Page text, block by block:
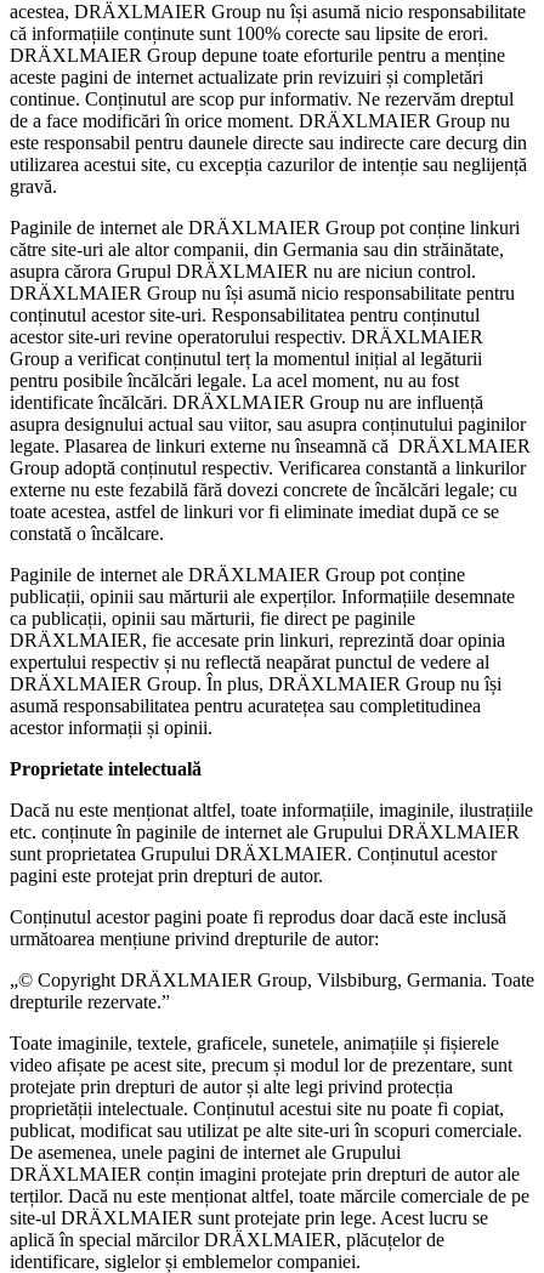
acestea, DRÄXLMAIER Group nu își asumă nicio responsabilitate
că informațiile conținute sunt 100% corecte sau lipsite de erori.
DRÄXLMAIER Group depune toate eforturile pentru a menține
aceste pagini de internet actualizate prin revizuiri și completări
continue. Conținutul are scop pur informativ. Ne rezervăm dreptul
de a face modificări în orice moment. DRÄXLMAIER Group nu
este responsabil pentru daunele directe sau indirecte care decurg din
utilizarea acestui site, cu excepția cazurilor de intenție sau neglijență
gravă.
Paginile de internet ale DRÄXLMAIER Group pot conține linkuri
către site-uri ale altor companii, din Germania sau din străinătate,
asupra cărora Grupul DRÄXLMAIER nu are niciun control.
DRÄXLMAIER Group nu își asumă nicio responsabilitate pentru
conținutul acestor site-uri. Responsabilitatea pentru conținutul
acestor site-uri revine operatorului respectiv. DRÄXLMAIER
Group a verificat conținutul terț la momentul inițial al legăturii
pentru posibile încălcări legale. La acel moment, nu au fost
identificate încălcări. DRÄXLMAIER Group nu are influență
asupra designului actual sau viitor, sau asupra conținutului paginilor
legate. Plasarea de linkuri externe nu înseamnă că DRÄXLMAIER
Group adoptă conținutul respectiv. Verificarea constantă a linkurilor
externe nu este fezabilă fără dovezi concrete de încălcări legale; cu
toate acestea, astfel de linkuri vor fi eliminate imediat după ce se
constată o încălcare.
Paginile de internet ale DRÄXLMAIER Group pot conține
publicații, opinii sau mărturii ale experților. Informațiile desemnate
ca publicații, opinii sau mărturii, fie direct pe paginile
DRÄXLMAIER, fie accesate prin linkuri, reprezintă doar opinia
expertului respectiv și nu reflectă neapărat punctul de vedere al
DRÄXLMAIER Group. În plus, DRÄXLMAIER Group nu își
asumă responsabilitatea pentru acuratețea sau completitudinea
acestor informații și opinii.
Proprietate intelectuală
Dacă nu este menționat altfel, toate informațiile, imaginile, ilustrațiile
etc. conținute în paginile de internet ale Grupului DRÄXLMAIER
sunt proprietatea Grupului DRÄXLMAIER. Conținutul acestor
pagini este protejat prin drepturi de autor.
Conținutul acestor pagini poate fi reprodus doar dacă este inclusă
următoarea mențiune privind drepturile de autor:
„© Copyright DRÄXLMAIER Group, Vilsbiburg, Germania. Toate
drepturile rezervate.”
Toate imaginile, textele, graficele, sunetele, animațiile și fișierele
video afișate pe acest site, precum și modul lor de prezentare, sunt
protejate prin drepturi de autor și alte legi privind protecția
proprietății intelectuale. Conținutul acestui site nu poate fi copiat,
publicat, modificat sau utilizat pe alte site-uri în scopuri comerciale.
De asemenea, unele pagini de internet ale Grupului
DRÄXLMAIER conțin imagini protejate prin drepturi de autor ale
terților. Dacă nu este menționat altfel, toate mărcile comerciale de pe
site-ul DRÄXLMAIER sunt protejate prin lege. Acest lucru se
aplică în special mărcilor DRÄXLMAIER, plăcuțelor de
identificare, siglelor și emblemelor companiei.